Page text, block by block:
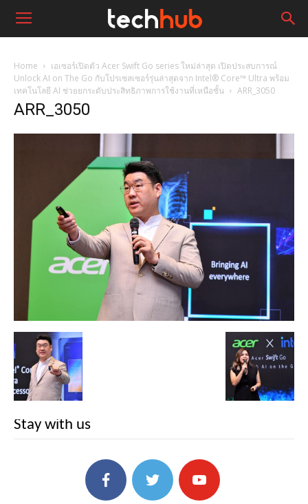
Home
เอเซอร์เปิดตัว Acer Swift Go series ใหม่ล่าสุด เปิดประสบการณ์
Unlock AI on The Go กับโปรเซสเซอร์รุ่นล่าสุดจาก Intel® Core™ Ultra พร้อม
เทคโนโลยี AI ช่วยยกระดับประสิทธิภาพการใช้งานที่เหนือชั้น
ARR_3050
ARR_3050
Stay with us